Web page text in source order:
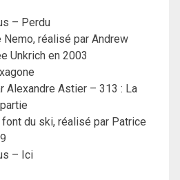
– Perdu
Nemo, réalisé par Andrew
Unkrich en 2003
Alexandre Astier – 313 : La
du ski, réalisé par Patrice
– Ici